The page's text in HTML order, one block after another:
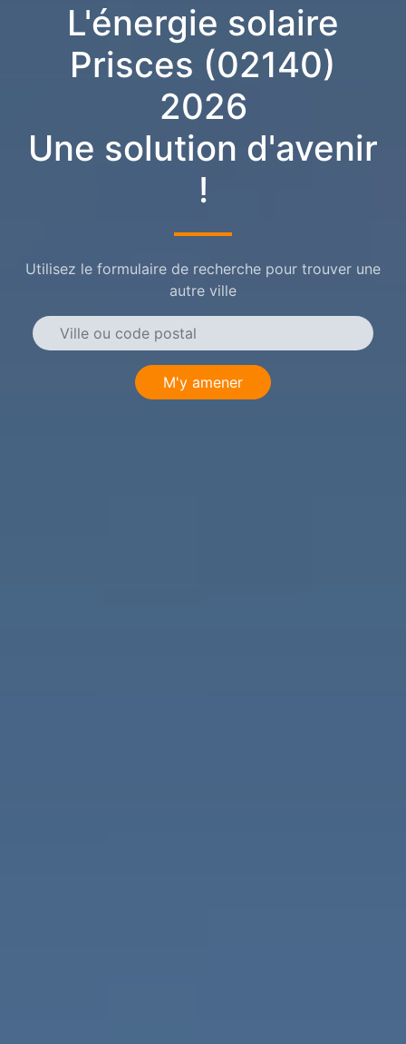
L'énergie solaire
Prisces (02140)
2026
Une solution d'avenir
!
Utilisez le formulaire de recherche pour trouver une
autre ville
M'y amener